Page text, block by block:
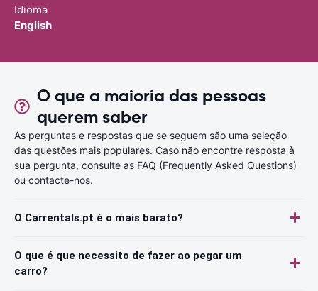
Idioma
English
O que a maioria das pessoas
querem saber
As perguntas e respostas que se seguem são uma seleção
das questões mais populares. Caso não encontre resposta à
sua pergunta, consulte as FAQ (Frequently Asked Questions)
ou contacte-nos.
O Carrentals.pt é o mais barato?
O que é que necessito de fazer ao pegar um
carro?